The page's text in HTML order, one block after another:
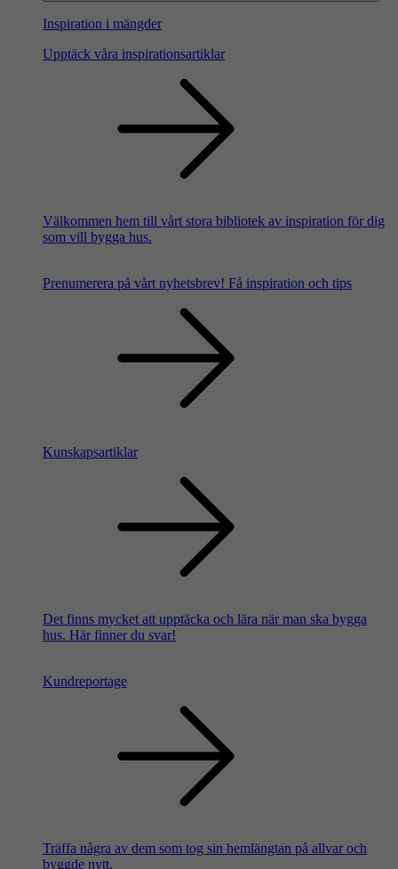
Inspiration i mängder
Upptäck våra inspirationsartiklar
Välkommen hem till vårt stora bibliotek av inspiration för dig
som vill bygga hus.
Prenumerera på vårt nyhetsbrev! Få inspiration och tips
Kunskapsartiklar
Det finns mycket att upptäcka och lära när man ska bygga
hus. Här finner du svar!
Kundreportage
Träffa några av dem som tog sin hemlängtan på allvar och
byggde nytt.